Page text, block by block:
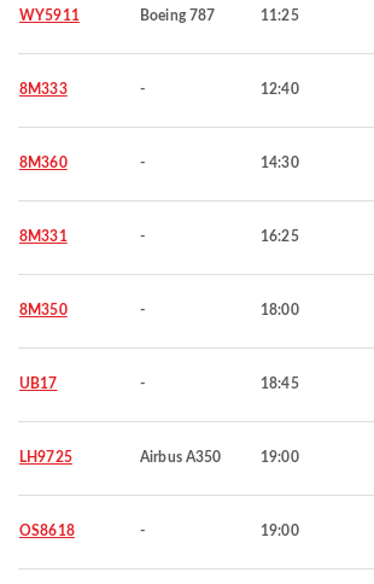
WY5911 Boeing 787 11:25
8M333 - 12:40
8M360 - 14:30
8M331 - 16:25
8M350 - 18:00
UB17 - 18:45
LH9725 Airbus A350 19:00
OS8618 - 19:00